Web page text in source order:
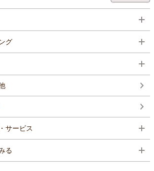
グ
サービス
る